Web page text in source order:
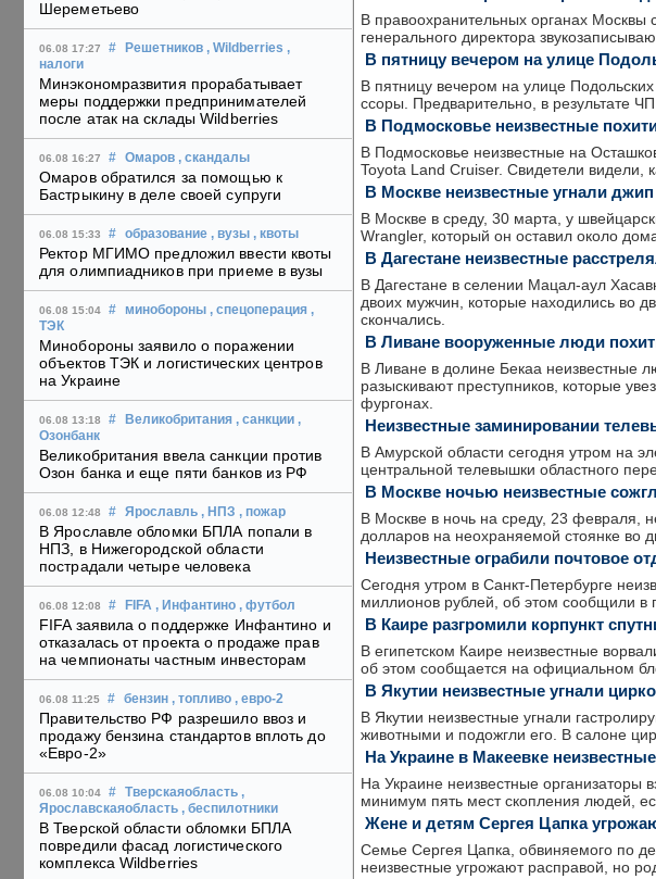
Шереметьево
06.08 17:27 # Решетников , Wildberries ,
налоги
Минэкономразвития прорабатывает
меры поддержки предпринимателей
после атак на склады Wildberries
06.08 16:27 # Омаров , скандалы
Омаров обратился за помощью к
Бастрыкину в деле своей супруги
06.08 15:33 # образование , вузы , квоты
Ректор МГИМО предложил ввести квоты
для олимпиадников при приеме в вузы
06.08 15:04 # минобороны , спецоперация ,
ТЭК
Минобороны заявило о поражении
объектов ТЭК и логистических центров
на Украине
06.08 13:18 # Великобритания , санкции ,
Озонбанк
Великобритания ввела санкции против
Озон банка и еще пяти банков из РФ
06.08 12:48 # Ярославль , НПЗ , пожар
В Ярославле обломки БПЛА попали в
НПЗ, в Нижегородской области
пострадали четыре человека
06.08 12:08 # FIFA , Инфантино , футбол
FIFA заявила о поддержке Инфантино и
отказалась от проекта о продаже прав
на чемпионаты частным инвесторам
06.08 11:25 # бензин , топливо , евро-2
Правительство РФ разрешило ввоз и
продажу бензина стандартов вплоть до
«Евро-2»
06.08 10:04 # Тверскаяобласть ,
Ярославскаяобласть , беспилотники
В Тверской области обломки БПЛА
повредили фасад логистического
комплекса Wildberries
В правоохранительных органах Москвы
генерального директора
В пятницу вечером на улице
В пятницу вечером на улице
ссоры. Предварительно, в результате
В Подмосковье неизвестные
В Подмосковье неизвестные на
Toyota Land Cruiser. Свидетели видели,
В Москве неизвестные угнали
В Москве в среду, 30 марта, у
Wrangler, который он оставил около
В Дагестане неизвестные
В Дагестане в селении Мацал-аул
двоих мужчин, которые находились во
скончались.
В Ливане вооруженные люди
В Ливане в долине Бекаа неизвестные
разыскивают преступников, которые
фургонах.
Неизвестные заминировании
В Амурской области сегодня утром на
центральной телевышки областного
В Москве ночью неизвестные
В Москве в ночь на среду, 23 февраля,
долларов на неохраняемой стоянке во
Неизвестные ограбили почтовое
Сегодня утром в Санкт-Петербурге
миллионов рублей, об этом сообщили в
В Каире разгромили корпункт
В египетском Каире неизвестные
об этом сообщается на официальном
В Якутии неизвестные угнали
В Якутии неизвестные угнали
животными и подожгли его. В салоне
На Украине в Макеевке
На Украине неизвестные организаторы
минимум пять мест скопления людей,
Жене и детям Сергея Цапка
Семье Сергея Цапка, обвиняемого по
неизвестные угрожают расправой, но